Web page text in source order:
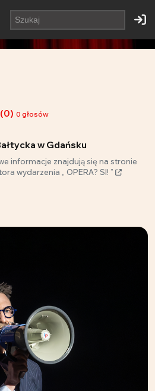
(0) 0 głosów
w Gdańsku
informacje znajdują się na stronie
wydarzenia „ OPERA? SI! ”